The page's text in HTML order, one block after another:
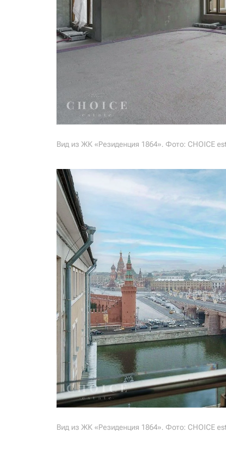
Вид из ЖК «Резиденция 1864». Фото: CHOICE
Вид из ЖК «Резиденция 1864». Фото: CHOICE